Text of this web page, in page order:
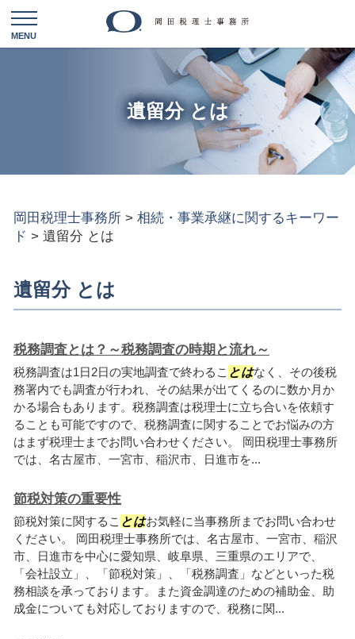
遺留分 とは
岡田税理士事務所 > 相続・事業承継に関するキーワー
ド > 遺留分 とは
遺留分 とは
税務調査とは？～税務調査の時期と流れ～
税務調査は1日2日の実地調査で終わるこ とはなく、その後税
務署内でも調査が行われ、その結果が出てくるのに数か月か
かる場合もあります。税務調査は税理士に立ち合いを依頼す
ることも可能ですので、税務調査に関することでお悩みの方
はまず税理士までお問い合わせください。 岡田税理士事務所
では、名古屋市、一宮市、稲沢市、日進市を...
節税対策の重要性
節税対策に関するこ とはお気軽に当事務所までお問い合わせ
ください。 岡田税理士事務所では、名古屋市、一宮市、稲沢
市、日進市を中心に愛知県、岐阜県、三重県のエリアで、
「会社設立」、「節税対策」、「税務調査」などといった税
務相談を承っております。また資金調達のための補助金、助
成金についても対応しておりますので、税務に関...